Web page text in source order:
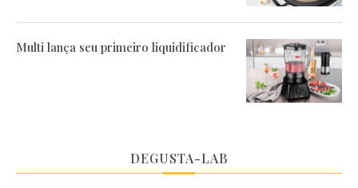
Multi lança seu primeiro liquidificador
DEGUSTA-LAB